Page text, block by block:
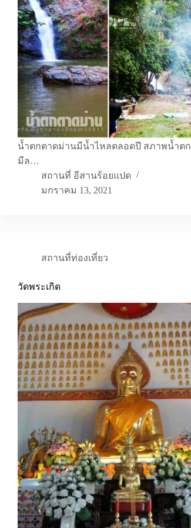
น้ำตกตาดม่านมีน้ำไหลตลอดปี สภาพน้ำตก
มีล…
สถานที่ อีสานร้อยแปด
มกราคม 13, 2021
สถานที่ท่องเที่ยว
วัดพระเกิด